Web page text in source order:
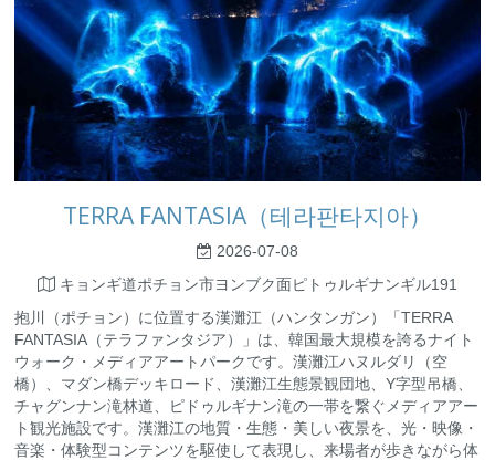
TERRA FANTASIA（테라판타지아）
2026-07-08
キョンギ道ポチョン市ヨンブク面ピトゥルギナンギル191
抱川（ポチョン）に位置する漢灘江（ハンタンガン）「TERRA
FANTASIA（テラファンタジア）」は、韓国最大規模を誇るナイト
ウォーク・メディアアートパークです。漢灘江ハヌルダリ（空
橋）、マダン橋デッキロード、漢灘江生態景観団地、Y字型吊橋、
チャグンナン滝林道、ピドゥルギナン滝の一帯を繋ぐメディアアー
ト観光施設です。漢灘江の地質・生態・美しい夜景を、光・映像・
音楽・体験型コンテンツを駆使して表現し、来場者が歩きながら体